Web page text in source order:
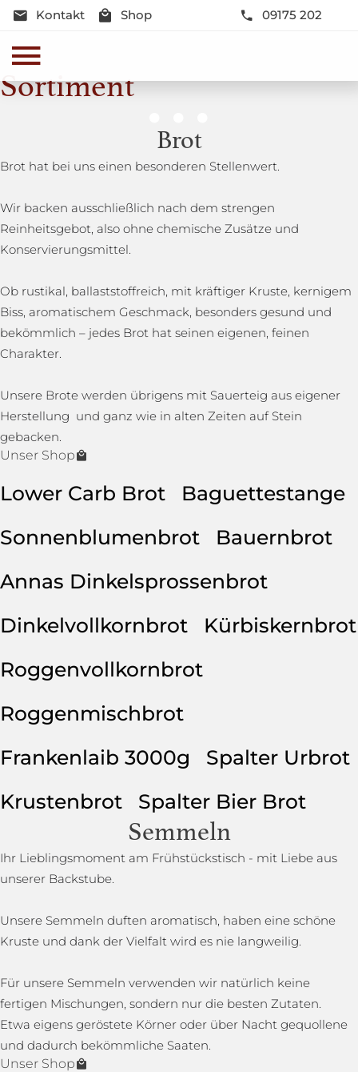
Kontakt Shop 09175 202
Sortiment
Genussmomente
Herzhaft oder süß - Beste Qualität und Frische sind
Brot
Brot hat bei uns einen besonderen Stellenwert.
Wir backen ausschließlich nach dem strengen
Reinheitsgebot, also ohne chemische Zusätze und
Konservierungsmittel.
Ob rustikal, ballaststoffreich, mit kräftiger Kruste, kernigem
Biss, aromatischem Geschmack, besonders gesund und
bekömmlich – jedes Brot hat seinen eigenen, feinen
Charakter.
Unsere Brote werden übrigens mit Sauerteig aus eigener
Herstellung und ganz wie in alten Zeiten auf Stein
gebacken.
Unser Shop
Lower Carb Brot
Baguettestange
Sonnenblumenbrot
Bauernbrot
Annas Dinkelsprossenbrot
Dinkelvollkornbrot
Kürbiskernbrot
Roggenvollkornbrot
Roggenmischbrot
Frankenlaib 3000g
Spalter Urbrot
Krustenbrot
Spalter Bier Brot
Semmeln
Ihr Lieblingsmoment am Frühstückstisch - mit Liebe aus
unserer Backstube.
Unsere Semmeln duften aromatisch, haben eine schöne
Kruste und dank der Vielfalt wird es nie langweilig.
Für unsere Semmeln verwenden wir natürlich keine
fertigen Mischungen, sondern nur die besten Zutaten.
Etwa eigens geröstete Körner oder über Nacht gequollene
und dadurch bekömmliche Saaten.
Unser Shop